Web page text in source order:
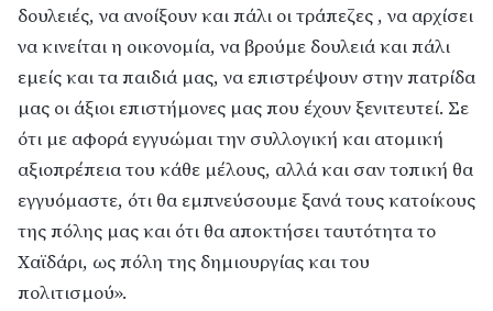
δουλειές, να ανοίξουν και πάλι οι τράπεζες , να αρχίσει
να κινείται η οικονομία, να βρούμε δουλειά και πάλι
εμείς και τα παιδιά μας, να επιστρέψουν στην πατρίδα
μας οι άξιοι επιστήμονες μας που έχουν ξενιτευτεί. Σε
ότι με αφορά εγγυώμαι την συλλογική και ατομική
αξιοπρέπεια του κάθε μέλους, αλλά και σαν τοπική θα
εγγυόμαστε, ότι θα εμπνεύσουμε ξανά τους κατοίκους
της πόλης μας και ότι θα αποκτήσει ταυτότητα το
Χαϊδάρι, ως πόλη της δημιουργίας και του
πολιτισμού».